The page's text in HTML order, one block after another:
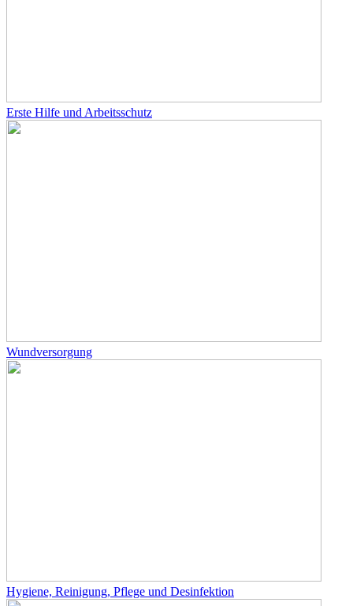
Erste Hilfe und Arbeitsschutz
Wundversorgung
Hygiene, Reinigung, Pflege und Desinfektion